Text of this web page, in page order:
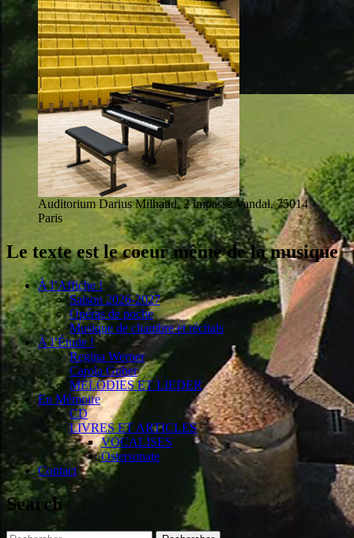
Auditorium Darius Milhaud, 2 impasse Vandal, 75014
Paris
Le texte est le coeur même de la musique
À l’Affiche !
Saison 2026-2027
Opéras de poche
Musique de chambre et récitals
À l’Étude !
Regina Werner
Carola Guber
MÉLODIES ET LIEDER
En Mémoire
CD
LIVRES ET ARTICLES
VOCALISES
Ostersonate
Contact
Search